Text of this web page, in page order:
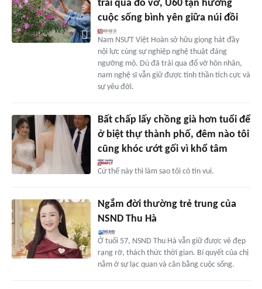
trải qua đổ vỡ, U60 tận hưởng
cuộc sống bình yên giữa núi đồi
Nam NSƯT Việt Hoàn sở hữu giọng hát đầy
nội lực cùng sự nghiệp nghệ thuật đáng
ngưỡng mộ. Dù đã trải qua đổ vỡ hôn nhân,
nam nghệ sĩ vẫn giữ được tinh thần tích cực và
sự yêu đời.
Bất chấp lấy chồng già hơn tuổi để
ở biệt thự thành phố, đêm nào tôi
cũng khóc ướt gối vì khổ tâm
Cứ thế này thì làm sao tôi có tin vui.
Ngắm đời thường trẻ trung của
NSND Thu Hà
Ở tuổi 57, NSND Thu Hà vẫn giữ được vẻ đẹp
rạng rỡ, thách thức thời gian. Bí quyết của chị
nằm ở sự lạc quan và cân bằng cuộc sống.